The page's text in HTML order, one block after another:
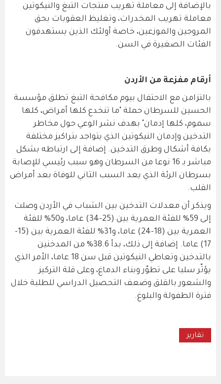
بالإضافة إلى معاملة تهريب منتجات التبغ والنيكوتين
معاملة تهريب المخدرات، وتغليظ العقوبات بحق
المروجين والموزعين، خاصة أولئك الذين يستهدفون
الفئات الصغيرة في السن.
أرقام مفزعة من الأردن
بالتزامن مع الاحتفال بيوم مكافحة التبغ تطلق مؤسسة
الحسين للسرطان حملة "ما تنخدع كلها أمراض، كلها
سموم، كلها إدمان" بهدف نشر الوعي حول مخاطر
التدخين وإدمان النيكوتين الذي يتواجد بتراكيز مختلفة
بكافة أشكال وطرق التدخين. إضافة إلى ارتباطه بشكل
مباشر بـ 16 نوعا من السرطان وهو سبب رئيسي للإصابة
بسرطان الرئة الذي يعد السبب الثاني للوفاة بعد أمراض
القلب.
ويذكر أن معدلات التدخين بين الشباب في الأردن وصلت
إلى 59% للفئة العمرية بين (25-34) عاما، و50% للفئة
العمرية بين (18-24) عاما، و31% للفئة العمرية بين (15-
17) عاما. إضافة إلى ذلك، بدأ 38.6% من المدخنين
بالتدخين وتعاطي النيكوتين قبل سن 18 عاما، الأمر الذي
يؤثّر سلبا على تطوّر وبناء الدماغ، وعلى قلة التركيز
والشعور بالقلق وضعف التحصيل الدراسي للطلبة خلال
فترة الطفولة والبلوغ.
تقارير